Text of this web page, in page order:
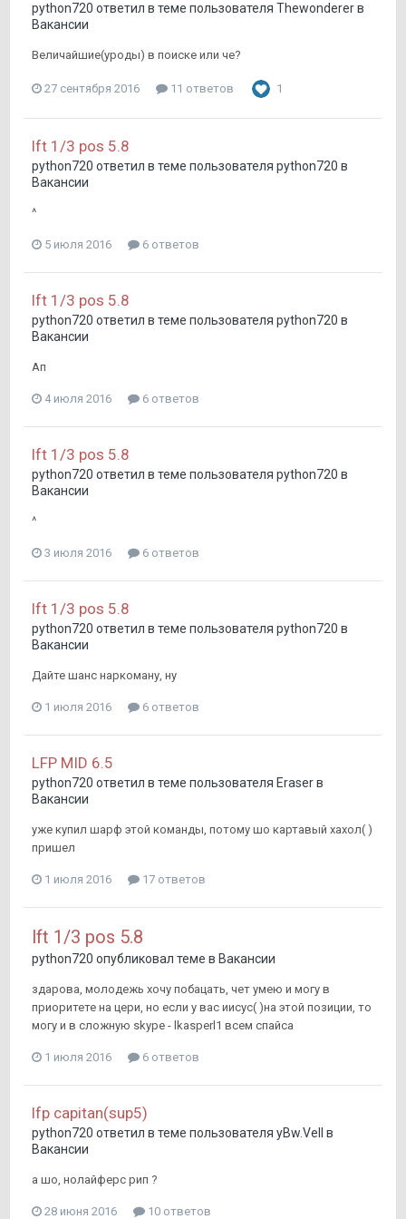
python720 ответил в теме пользователя Thewondererв
Вакансии
Величайшие(уроды) в поиске или че?
27 сентября 2016 11 ответов 1
lft 1/3 pos 5.8
python720 ответил в теме пользователя python720 в
Вакансии
^
5 июля 2016 6 ответов
lft 1/3 pos 5.8
python720 ответил в теме пользователя python720 в
Вакансии
Ап
4 июля 2016 6 ответов
lft 1/3 pos 5.8
python720 ответил в теме пользователя python720 в
Вакансии
^
3 июля 2016 6 ответов
lft 1/3 pos 5.8
python720 ответил в теме пользователя python720 в
Вакансии
Дайте шанс наркоману, ну
1 июля 2016 6 ответов
LFP MID 6.5
python720 ответил в теме пользователя Eraserв
Вакансии
уже купил шарф этой команды, потому шо картавый хахол( )
пришел
1 июля 2016 17 ответов
lft 1/3 pos 5.8
python720 опубликовал теме в Вакансии
здарова, молодежь хочу побацать, чет умею и могу в
приоритете на цери, но если у вас иисус( )на этой позиции, то
могу и в сложную skype - lkasperl1 всем спайса
1 июля 2016 6 ответов
lfp capitan(sup5)
python720 ответил в теме пользователя yBw.Vell
в
Вакансии
а шо, нолайферс рип ?
28 июня 2016 10 ответов